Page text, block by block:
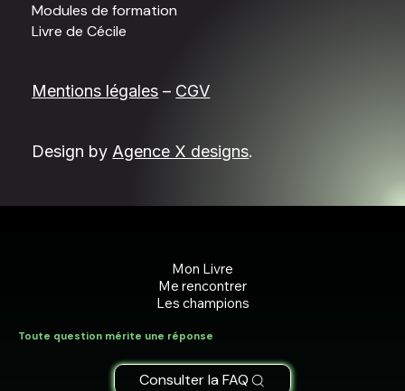
Design by Agence X designs.
Mentions légales – CGV
Modules de formation
Livre de Cécile
Mon Livre
Me rencontrer
Les champions
Toute question mérite une réponse
Consulter la FAQ